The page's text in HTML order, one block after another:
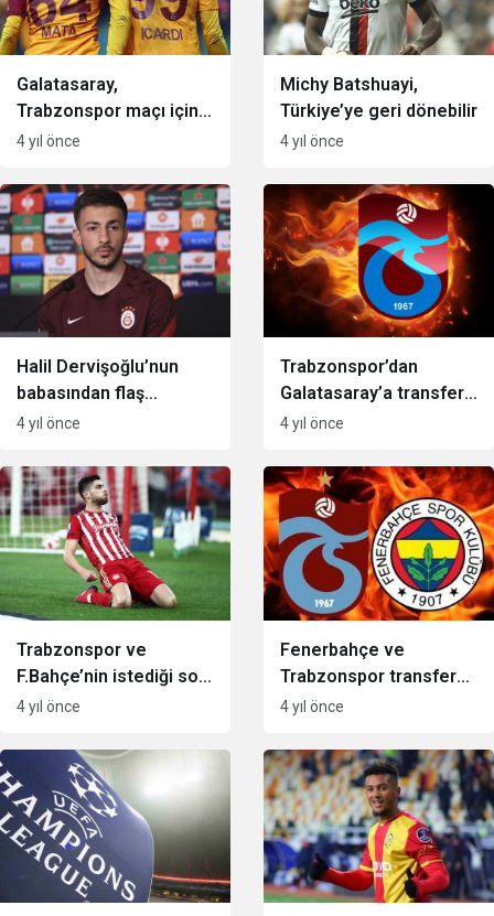
Galatasaray,
Trabzonspor maçı için
primi belirledi
4 yıl önce
Michy Batshuayi,
Türkiye’ye geri dönebilir
4 yıl önce
Halil Dervişoğlu’nun
babasından flaş
transfer sözleri
4 yıl önce
Trabzonspor’dan
Galatasaray’a transfer
çalımı
4 yıl önce
Trabzonspor ve
F.Bahçe’nin istediği sol
kanat oyuncusunun
oldu
4 yıl önce
Fenerbahçe ve
Trabzonspor transferde
karşı karşıya
4 yıl önce